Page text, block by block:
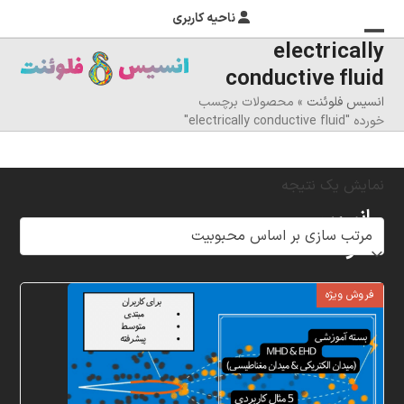
ناحیه کاربری
منوی
موبایل
را
تغییر
دهید
بستن
منوی
موبایل
electrically
conductive fluid
انسیس فلوئنت » محصولات برچسب
خورده "electrically conductive fluid"
نمایش یک نتیجه
فروش ویژه
انسیس
فلوئنت
شرکت
خلاق
پردازشگران
مهر،
متخصص